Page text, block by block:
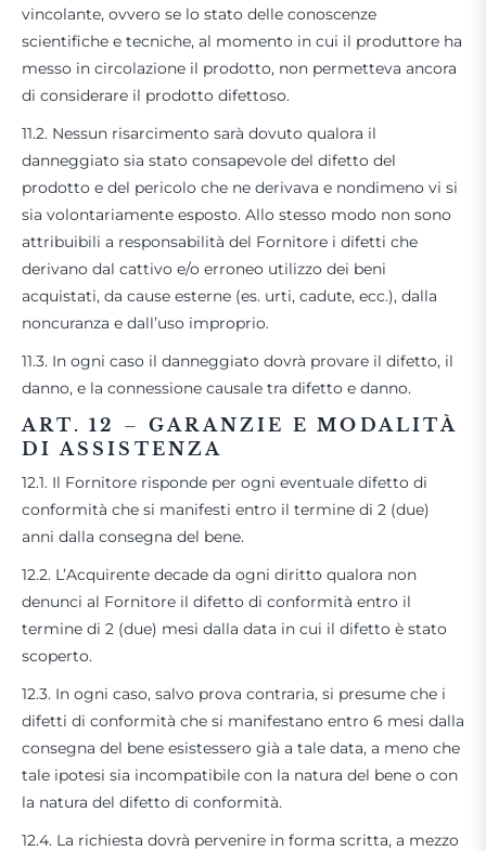
vincolante, ovvero se lo stato delle conoscenze
scientifiche e tecniche, al momento in cui il produttore ha
messo in circolazione il prodotto, non permetteva ancora
di considerare il prodotto difettoso.
11.2. Nessun risarcimento sarà dovuto qualora il
danneggiato sia stato consapevole del difetto del
prodotto e del pericolo che ne derivava e nondimeno vi si
sia volontariamente esposto. Allo stesso modo non sono
attribuibili a responsabilità del Fornitore i difetti che
derivano dal cattivo e/o erroneo utilizzo dei beni
acquistati, da cause esterne (es. urti, cadute, ecc.), dalla
noncuranza e dall’uso improprio.
11.3. In ogni caso il danneggiato dovrà provare il difetto, il
danno, e la connessione causale tra difetto e danno.
ART. 12 –
GARANZIE E MODALITÀ
DI ASSISTENZA
12.1. Il Fornitore risponde per ogni eventuale difetto di
conformità che si manifesti entro il termine di 2 (due)
anni dalla consegna del bene.
12.2. L’Acquirente decade da ogni diritto qualora non
denunci al Fornitore il difetto di conformità entro il
termine di 2 (due) mesi dalla data in cui il difetto è stato
scoperto.
12.3. In ogni caso, salvo prova contraria, si presume che i
difetti di conformità che si manifestano entro 6 mesi dalla
consegna del bene esistessero già a tale data, a meno che
tale ipotesi sia incompatibile con la natura del bene o con
la natura del difetto di conformità.
12.4. La richiesta dovrà pervenire in forma scritta, a mezzo